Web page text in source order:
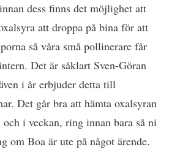
dess finns det möjlighet att
att droppa på bina för att
så våra små pollinerare får
Det är såklart Sven-Göran
i år erbjuder detta till
Det går bra att hämta oxalsyran
i veckan, ring innan bara så ni
om Boa är ute på något ärende.